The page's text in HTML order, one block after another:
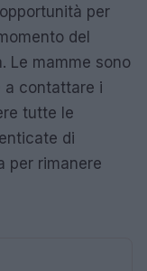
per
del
Le mamme sono
a contattare i
tutte le
di
per rimanere